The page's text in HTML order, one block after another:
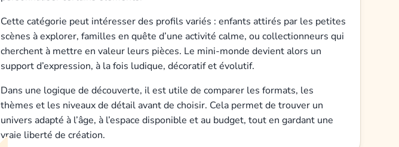
Cette catégorie peut intéresser des profils variés : enfants attirés par les petites
scènes à explorer, familles en quête d’une activité calme, ou collectionneurs qui
cherchent à mettre en valeur leurs pièces. Le mini-monde devient alors un
support d’expression, à la fois ludique, décoratif et évolutif.
Dans une logique de découverte, il est utile de comparer les formats, les
thèmes et les niveaux de détail avant de choisir. Cela permet de trouver un
univers adapté à l’âge, à l’espace disponible et au budget, tout en gardant une
vraie liberté de création.